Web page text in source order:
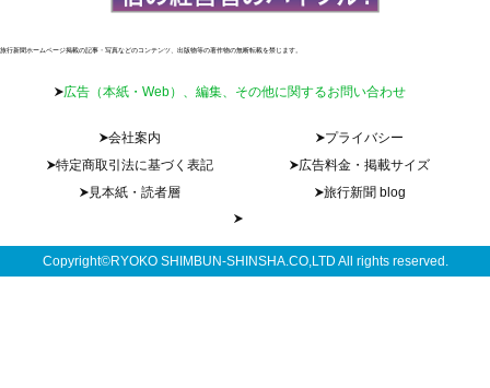
旅行新聞ホームページ掲載の記事・写真などのコンテンツ、出版物等の著作物の無断転載を禁じます。
広告（本紙・Web）、編集、その他に関するお問い合わせ
会社案内
プライバシー
特定商取引法に基づく表記
広告料金・掲載サイズ
見本紙・読者層
旅行新聞 blog
Copyright©RYOKO SHIMBUN-SHINSHA.CO,LTD All rights reserved.